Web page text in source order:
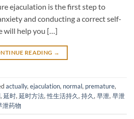
ejaculation is the first step to
and conducting a correct self-
will help you […]
READING →
actually, ejaculation, normal, premature,
, 延时, 延时方法,性生活持久, 持久, 早泄, 早泄
泄药物